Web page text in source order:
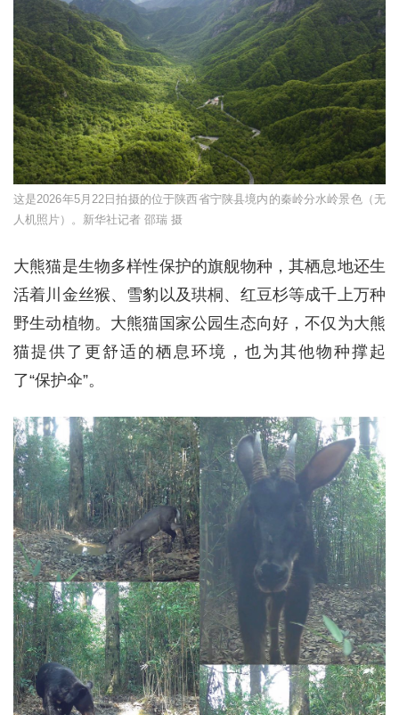
这是2026年5月22日拍摄的位于陕西省宁陕县境内的秦岭分水岭景色（无
人机照片）。新华社记者 邵瑞 摄
大熊猫是生物多样性保护的旗舰物种，其栖息地还生
活着川金丝猴、雪豹以及珙桐、红豆杉等成千上万种
野生动植物。大熊猫国家公园生态向好，不仅为大熊
猫提供了更舒适的栖息环境，也为其他物种撑起
了“保护伞”。